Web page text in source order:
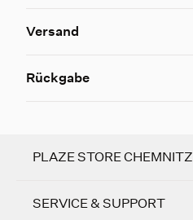
Versand
Rückgabe
PLAZE STORE CHEMNITZ
SERVICE & SUPPORT